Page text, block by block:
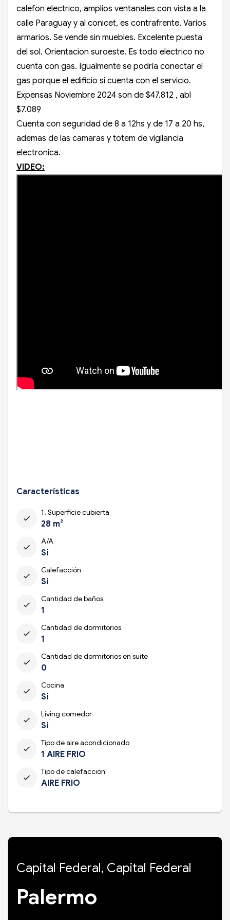
calefon electrico, amplios ventanales con vista a la
calle Paraguay y al conicet, es contrafrente. Varios
armarios. Se vende sin muebles. Excelente puesta
del sol. Orientacion suroeste. Es todo electrico no
cuenta con gas. Igualmente se podria conectar el
gas porque el edificio si cuenta con el servicio.
Expensas Noviembre 2024 son de $47.812 , abl
$7.089
Cuenta con seguridad de 8 a 12hs y de 17 a 20 hs,
ademas de las camaras y totem de vigilancia
electronica.
VIDEO:
Características
check
1. Superficie cubierta
28 m²
check
A/A
Sí
check
Calefacción
Sí
check
Cantidad de baños
1
check
Cantidad de dormitorios
1
check
Cantidad de dormitorios en suite
0
check
Cocina
Sí
check
Living comedor
Sí
check
Tipo de aire acondicionado
1 AIRE FRIO
check
Tipo de calefacción
AIRE FRIO
Capital Federal, Capital Federal
Palermo